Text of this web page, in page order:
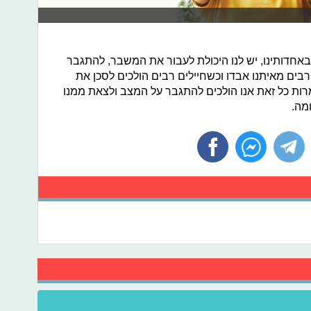
יש לנו היכולת לעבור את המשבר, להתגבר
מאיתנו אבדו וכשחיילים רבים הולכים לסכן את
כל זאת אנו הולכים להתגבר על המצב ולצאת ממנו